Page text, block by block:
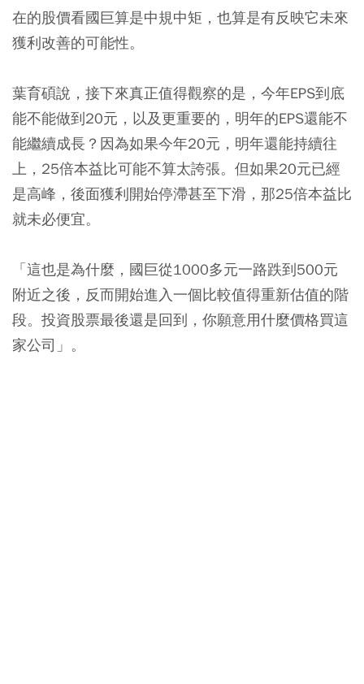
在的股價看國巨算是中規中矩，也算是有反映它未來
獲利改善的可能性。
葉育碩說，接下來真正值得觀察的是，今年EPS到底
能不能做到20元，以及更重要的，明年的EPS還能不
能繼續成長？因為如果今年20元，明年還能持續往
上，25倍本益比可能不算太誇張。但如果20元已經
是高峰，後面獲利開始停滯甚至下滑，那25倍本益比
就未必便宜。
「這也是為什麼，國巨從1000多元一路跌到500元
附近之後，反而開始進入一個比較值得重新估值的階
段。投資股票最後還是回到，你願意用什麼價格買這
家公司」。